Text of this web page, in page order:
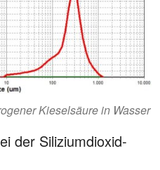
Kieselsäure in Wasser
der Siliziumdioxid-